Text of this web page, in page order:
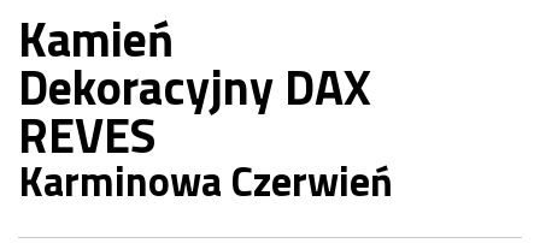
Kamień
Dekoracyjny DAX
REVES
Karminowa Czerwień